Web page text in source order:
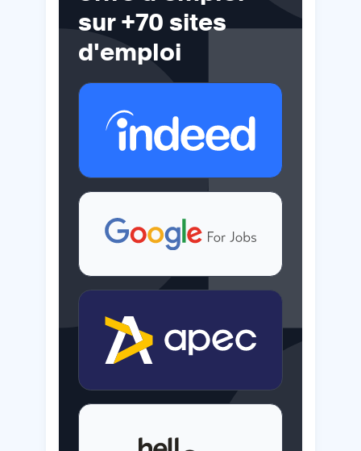
sur +70 sites
d'emploi